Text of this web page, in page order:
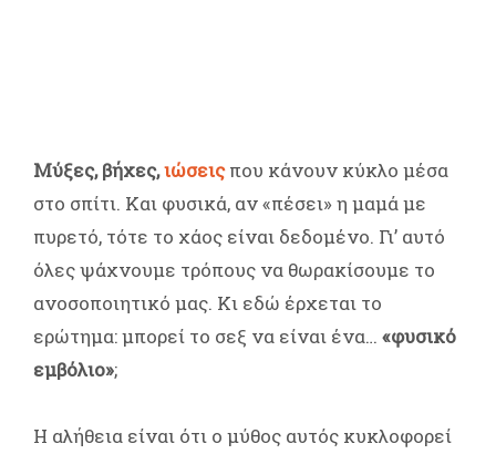
Μύξες, βήχες,ιώσειςπου κάνουν κύκλο μέσα
στο σπίτι. Και φυσικά, αν «πέσει» η μαμά με
πυρετό, τότε το χάος είναι δεδομένο. Γι’ αυτό
όλες ψάχνουμε τρόπους να θωρακίσουμε το
ανοσοποιητικό μας. Κι εδώ έρχεται το
ερώτημα: μπορεί το σεξ να είναι ένα… «φυσικό
εμβόλιο»;
Η αλήθεια είναι ότι ο μύθος αυτός κυκλοφορεί